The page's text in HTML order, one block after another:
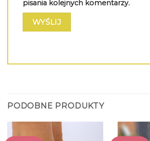
pisania kolejnych komentarzy.
PODOBNE PRODUKTY